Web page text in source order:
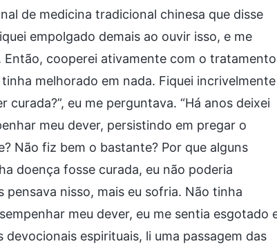
de medicina tradicional chinesa que disse
empolgado demais ao ouvir isso, e me
Então, cooperei ativamente com o
melhorado em nada. Fiquei incrivelmente
eu me perguntava. “Há anos deixei
meu dever, persistindo em pregar o
Não fiz bem o bastante? Por que alguns
doença fosse curada, eu não poderia
pensava nisso, mais eu sofria. Não tinha
meu dever, eu me sentia esgotado
espirituais, li uma passagem das